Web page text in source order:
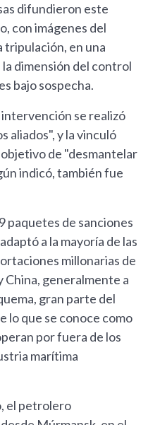
difundieron este
con imágenes del
tripulación, en una
dimensión del control
bajo sospecha.
se realizó
aliados", y la vinculó
de "desmantelar
indicó, también fue
paquetes de sanciones
a la mayoría de las
millonarias de
China, generalmente a
gran parte del
lo que se conoce como
por fuera de los
marítima
el petrolero